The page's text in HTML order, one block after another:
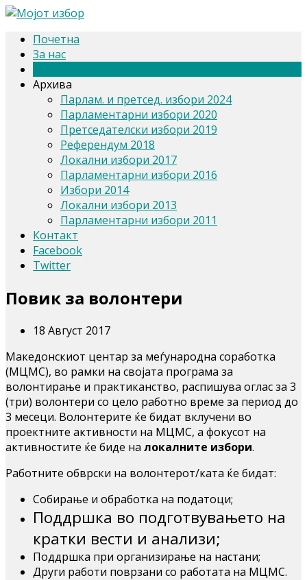
Почетна
За нас
Архива
Парлам. и претсед. избори 2024
Парламентарни избори 2020
Претседателски избори 2019
Референдум 2018
Локални избори 2017
Парламентарни избори 2016
Избори 2014
Локални избори 2013
Парламентарни избори 2011
Контакт
Facebook
Twitter
Повик за волонтери
18 Август 2017
Македонскиот центар за меѓународна соработка
(МЦМС), во рамки на својата програма за
волонтирање и практиканство, распишува оглас за 3
(три) волонтери со цело работно време за период до
3 месеци. Волонтерите ќе бидат вклучени во
проектнитe активности на МЦМС, а фокусот на
активностите ќе биде на локалните избори.
Работните обврски на волонтерот/ката ќе бидат:
Собирање и обработка на податоци;
Поддршка во подготвувањето на
кратки вести и анализи;
Поддршка при организирање на настани;
Други работи поврзани со работата на МЦМС.